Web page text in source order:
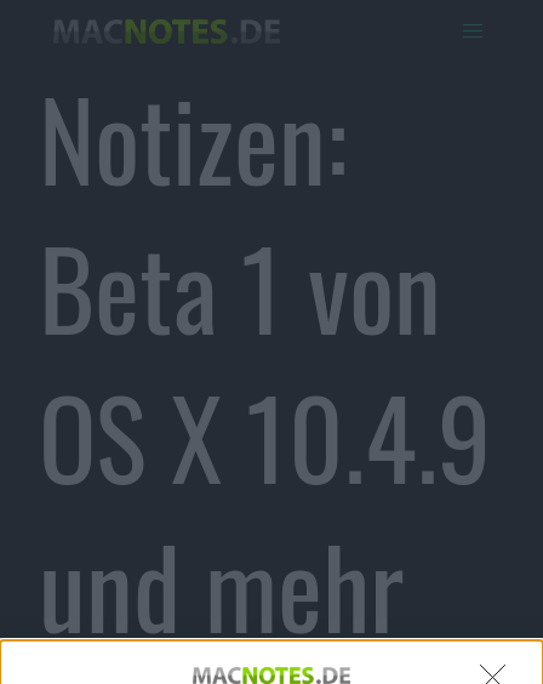
Notizen:
Beta 1 von
OS X 10.4.9
und mehr
Redaktion Macnotes, den 22. Dezember 2006